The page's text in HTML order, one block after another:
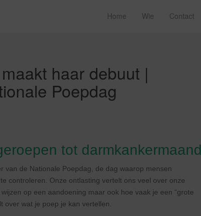
Home Wie Contact
haar debuut |
Poepdag
tot darmkankermaand
van de Nationale Poepdag, de dag waarop mensen
controleren. Onze ontlasting vertelt ons veel over onze
op een aandoening maar ook hoe vaak je een “grote
over wat je poep je kan vertellen.